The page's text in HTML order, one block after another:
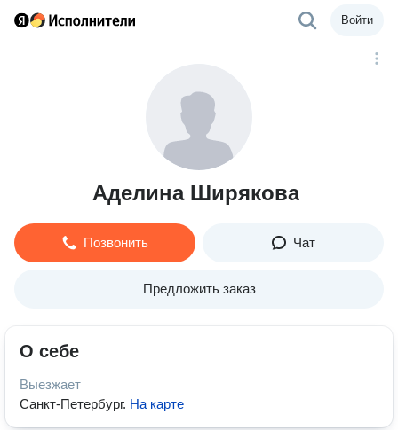
Войти
Аделина Ширякова
Позвонить Чат
Предложить заказ
О себе
Выезжает
Санкт-Петербург. На карте